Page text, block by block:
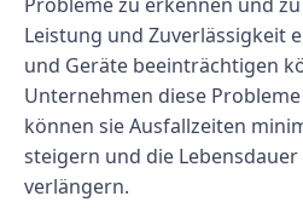
Probleme zu erkennen und
Leistung und Zuverlässigkeit
und Geräte beeinträchtigen
Unternehmen diese
können sie Ausfallzeiten
steigern und die
verlängern.